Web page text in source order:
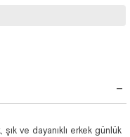
ve dayanıklı erkek günlük